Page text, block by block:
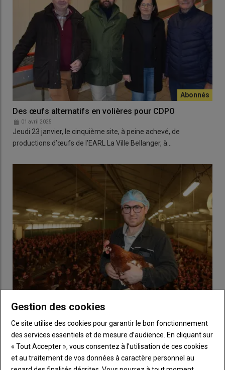
Des œufs alternatifs en volières pour CDPO
01 avril 2025
Jeudi 23 janvier, le cinquième site, à peine achevé, de
productions d’œufs de l’EARL La Ville Bellanger, à…
« Je m’installe en œuf en sécurisant ma trésorerie »
27 mars 2025
Tanguy Anno est devenu producteur d’œufs en
décembre 2024. Avec un prévisionnel économique bien ficelé…
Gestion des cookies
Ce site utilise des cookies pour garantir le bon fonctionnement
des services essentiels et de mesure d’audience. En cliquant sur
« Tout Accepter », vous consentez à l’utilisation de ces cookies
et au traitement de vos données à caractère personnel au